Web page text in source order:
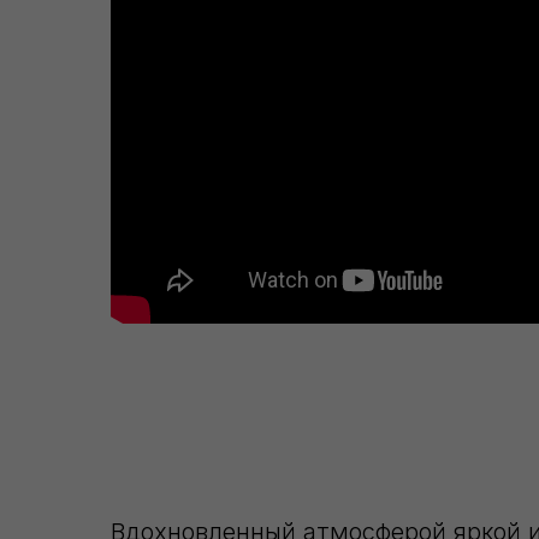
Вдохновленный атмосферой яркой